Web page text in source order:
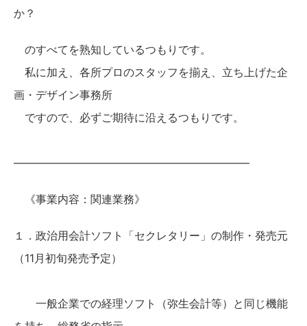
か？
のすべてを熟知しているつもりです。
私に加え、各所プロのスタッフを揃え、立ち上げた企
画・デザイン事務所
ですので、必ずご期待に沿えるつもりです。
—————————————————————–
《事業内容：関連業務》
１．政治用会計ソフト「セクレタリー」の制作・発売元
（11月初旬発売予定）
一般企業での経理ソフト（弥生会計等）と同じ機能